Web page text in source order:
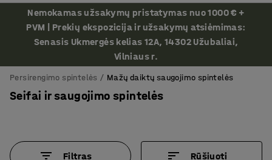
Nemokamas užsakymų pristatymas nuo 1000 € +
PVM | Prekių ekspozicija ir užsakymų atsiėmimas:
Senasis Ukmergės kelias 12A, 14302 Užubaliai,
Vilniaus r.
Persirengimo spintelės Mažų daiktų saugojimo spintelės
Seifai ir saugojimo spintelės
Filtras Rūšiuoti